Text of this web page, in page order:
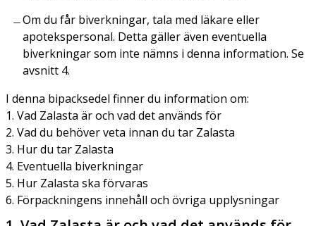
Om du får biverkningar, tala med läkare eller
apotekspersonal. Detta gäller även eventuella
biverkningar som inte nämns i denna information. Se
avsnitt 4.
I denna bipacksedel finner du information om:
1. Vad Zalasta är och vad det används för
2. Vad du behöver veta innan du tar Zalasta
3. Hur du tar Zalasta
4. Eventuella biverkningar
5. Hur Zalasta ska förvaras
6. Förpackningens innehåll och övriga upplysningar